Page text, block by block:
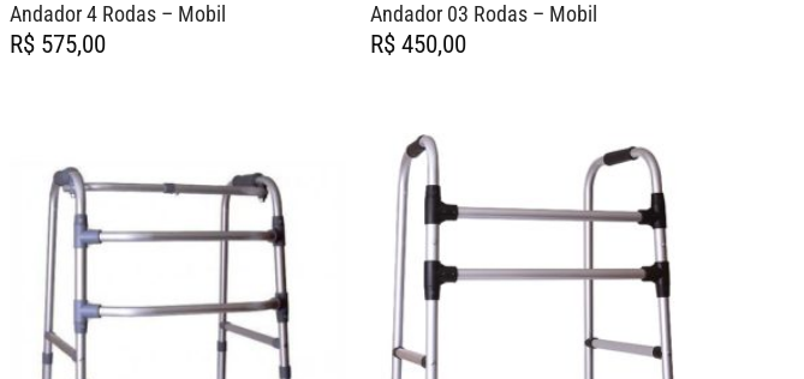
Andador 4 Rodas – Mobil
R$ 575,00
Andador 03 Rodas – Mobil
R$450,00